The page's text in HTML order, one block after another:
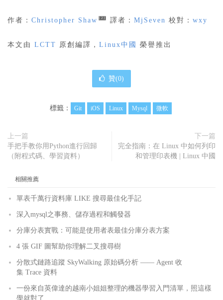
作者： Christopher Shaw [2] 譯者： MjSeven 校對： wxy
本文由 LCTT 原創編譯， Linux中國 榮譽推出
贊(0)
標籤： Git iOS Linux Mysql 微軟
上一篇
手把手教你用Python進行回歸
（附程式碼、學習資料）
下一篇
完全指南：在 Linux 中如何列印
和管理印表機 | Linux 中國
相關推薦
單表千萬行資料庫 LIKE 搜尋最佳化手記
深入mysql之事務、儲存過程和觸發器
分庫分表實戰：可能是使用者表最佳分庫分表方案
4 張 GIF 圖幫助你理解二叉搜尋樹
分散式鏈路追蹤 SkyWalking 原始碼分析 —— Agent 收
集 Trace 資料
一份來自英偉達的越南小姐姐整理的機器學習入門清單，照這樣
學就對了